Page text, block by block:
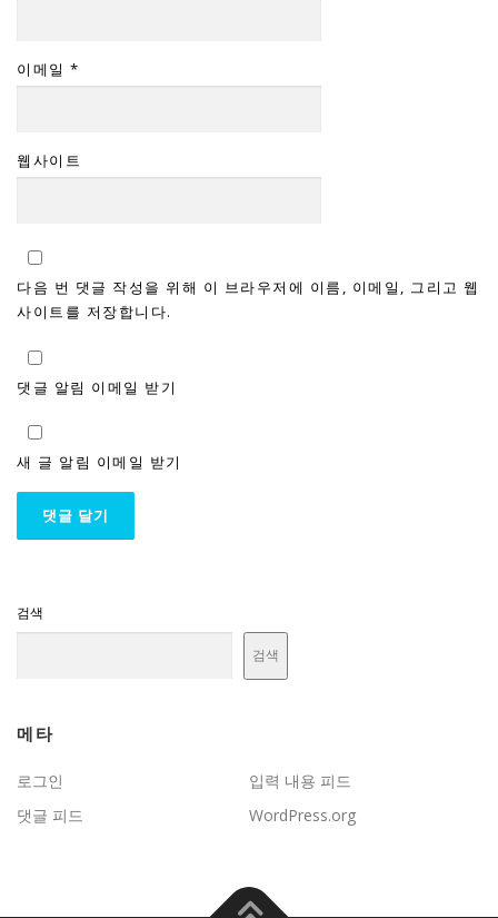
이메일 *
웹사이트
다음 번 댓글 작성을 위해 이 브라우저에 이름, 이메일, 그리고 웹
사이트를 저장합니다.
댓글 알림 이메일 받기
새 글 알림 이메일 받기
검색
검색
메타
로그인
입력 내용 피드
댓글 피드
WordPress.org